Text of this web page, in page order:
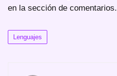
en la sección de comentarios.
Lenguajes